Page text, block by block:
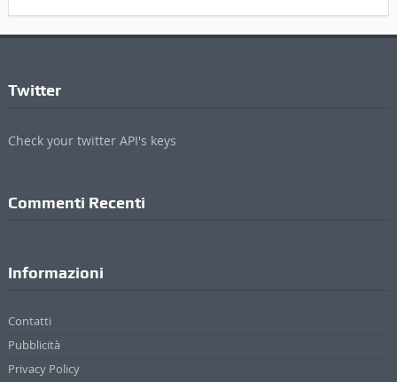
Twitter
Check your twitter API's keys
Commenti Recenti
Informazioni
Contatti
Pubblicità
Privacy Policy